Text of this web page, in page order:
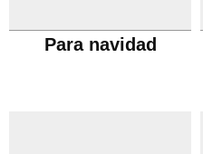
Para navidad